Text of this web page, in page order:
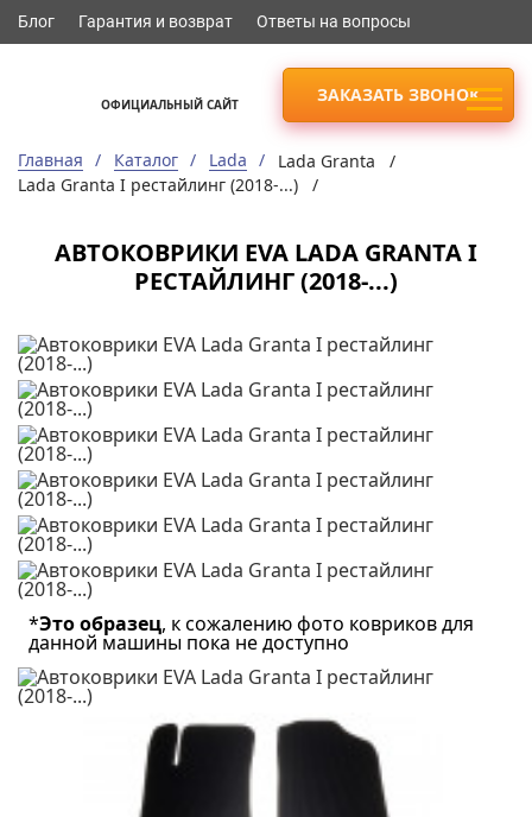
Блог Гарантия и возврат Ответы на вопросы
ОФИЦИАЛЬНЫЙ САЙТ ЗАКАЗАТЬ ЗВОНОК
Главная Каталог Lada
Lada Granta /
Lada Granta I рестайлинг (2018-...) /
АВТОКОВРИКИ EVA LADA GRANTA I
РЕСТАЙЛИНГ (2018-...)
*Это образец, к сожалению фото ковриков для
данной машины пока не доступно